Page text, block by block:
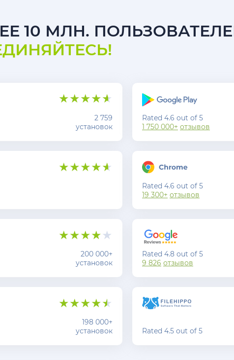
10 МЛН.
2 759
установок
Rated 4.6 out of 5
1 750 000+ отзывов
Rated 4.6 out of 5
19 300+ отзывов
200 000+
установок
Rated 4.8 out of 5
9 826 отзывов
198 000+
установок
Rated 4.5 out of 5